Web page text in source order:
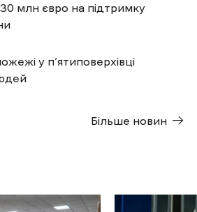
млн євро на підтримку
у п’ятиповерхівці
Більше новин